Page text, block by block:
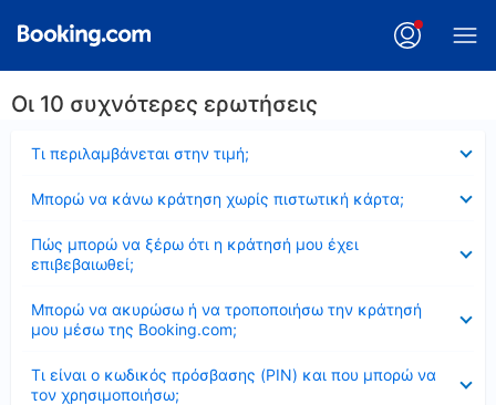
Οι 10 συχνότερες ερωτήσεις
Τι περιλαμβάνεται στην τιμή;
Μπορώ να κάνω κράτηση χωρίς πιστωτική κάρτα;
Πώς μπορώ να ξέρω ότι η κράτησή μου έχει
επιβεβαιωθεί;
Μπορώ να ακυρώσω ή να τροποποιήσω την κράτησή
μου μέσω της Booking.com;
Τι είναι ο κωδικός πρόσβασης (PIN) και που μπορώ να
τον χρησιμοποιήσω;